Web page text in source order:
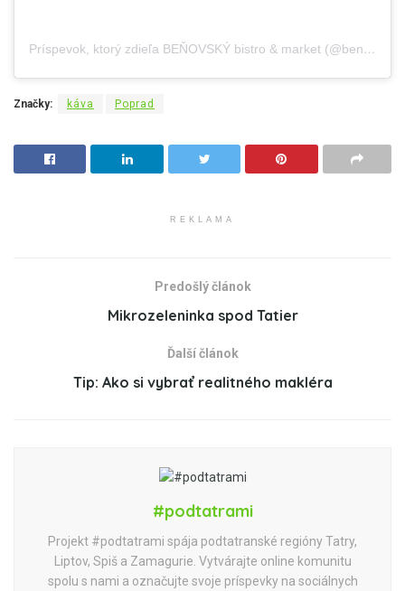
Príspevok, ktorý zdieľa BEŇOVSKÝ bistro & market (@benovsky_bistro.market)
Značky: káva Poprad
REKLAMA
Predošlý článok
Mikrozeleninka spod Tatier
Ďalší článok
Tip: Ako si vybrať realitného makléra
#podtatrami
Projekt #podtatrami spája podtatranské regióny Tatry,
Liptov, Spiš a Zamagurie. Vytvárajte online komunitu
spolu s nami a označujte svoje príspevky na sociálnych